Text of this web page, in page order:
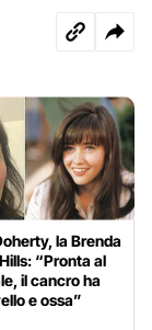
la Brenda
“Pronta al
il cancro ha
e ossa”